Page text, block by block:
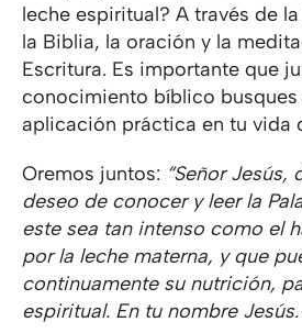
leche espiritual? A través de
la Biblia, la oración y la
Escritura. Es importante que
conocimiento bíblico busques
aplicación práctica en tu vida
Oremos juntos: “Señor Jesús,
deseo de conocer y leer la
este sea tan intenso como el
por la leche materna, y que
continuamente su nutrición,
espiritual. En tu nombre Jesús.